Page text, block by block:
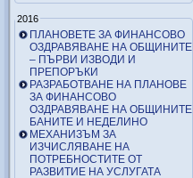
2016
ПЛАНОВЕТЕ ЗА ФИНАНСОВО
ОЗДРАВЯВАНЕ НА ОБЩИНИТЕ
– ПЪРВИ ИЗВОДИ И
ПРЕПОРЪКИ
РАЗРАБОТВАНЕ НА ПЛАНОВЕ
ЗА ФИНАНСОВО
ОЗДРАВЯВАНЕ НА ОБЩИНИТЕ
БАНИТЕ И НЕДЕЛИНО
МЕХАНИЗЪМ ЗА
ИЗЧИСЛЯВАНЕ НА
ПОТРЕБНОСТИТЕ ОТ
РАЗВИТИЕ НА УСЛУГАТА